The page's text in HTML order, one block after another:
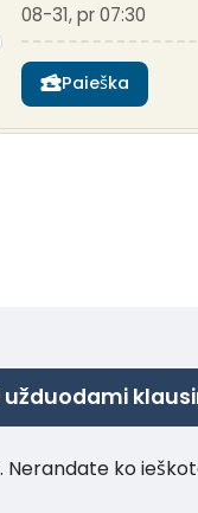
08-31, pr 07:30
Paieška
užduodami
Nerandate ko